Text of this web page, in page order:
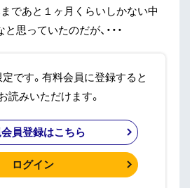
であと１ヶ月くらいしかない中
思っていたのだが、・・・
です。有料会員に登録すると
読みいただけます。
員登録はこちら
ログイン